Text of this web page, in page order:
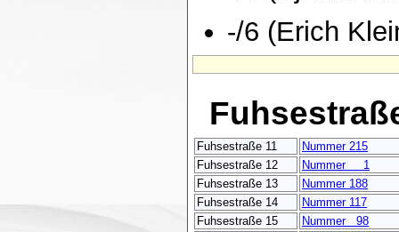
-/6 (Erich
Fuhsestraße 11
Nummer 215
Fuhsestraße 12
Nummer 1
Fuhsestraße 13
Nummer 188
Fuhsestraße 14
Nummer 117
Fuhsestraße 15
Nummer 98